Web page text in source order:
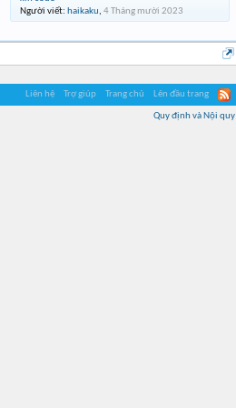
Người viết: haikaku, 4 Tháng mười 2023
Liên hệ Trợ giúp Trang chủ Lên đầu trang
Quy định và Nội quy